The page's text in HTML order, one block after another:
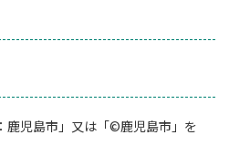
鹿児島市」又は「©鹿児島市」を